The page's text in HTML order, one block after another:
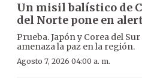
Un misil balístico de
del Norte pone en
Prueba. Japón y Corea del
amenaza la paz en la región.
Agosto 7, 2026 04:00 a. m.